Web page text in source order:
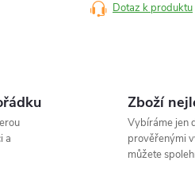
Dotaz k produktu
a
Zboží
Vybíráme jen
prověřenými
můžete